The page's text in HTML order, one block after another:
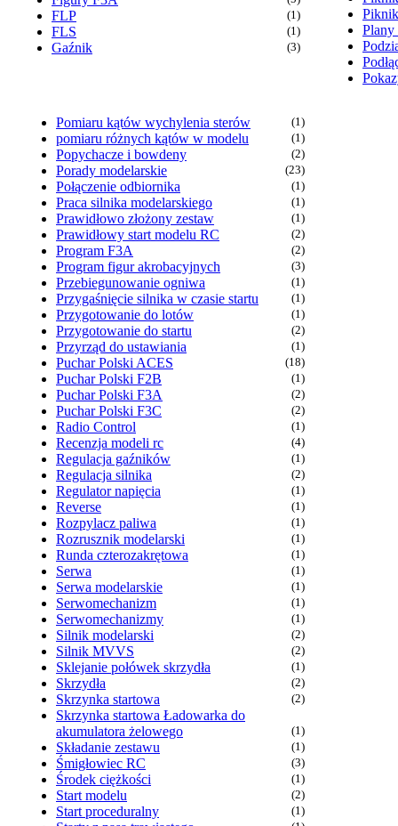
FLP (1)
FLS (1)
Gaźnik (3)
Plany
Pomiaru kątów wychylenia sterów (1)
pomiaru różnych kątów w modelu (1)
Popychacze i bowdeny (2)
Porady modelarskie (23)
Połączenie odbiornika (1)
Praca silnika modelarskiego (1)
Prawidłowo złożony zestaw (1)
Prawidłowy start modelu RC (2)
Program F3A (2)
Program figur akrobacyjnych (3)
Przebiegunowanie ogniwa (1)
Przygaśnięcie silnika w czasie startu (1)
Przygotowanie do lotów (1)
Przygotowanie do startu (2)
Przyrząd do ustawiania (1)
Puchar Polski ACES (18)
Puchar Polski F2B (1)
Puchar Polski F3A (2)
Puchar Polski F3C (2)
Radio Control (1)
Recenzja modeli rc (4)
Regulacja gaźników (1)
Regulacja silnika (2)
Regulator napięcia (1)
Reverse (1)
Rozpylacz paliwa (1)
Rozrusznik modelarski (1)
Runda czterozakrętowa (1)
Serwa (1)
Serwa modelarskie (1)
Serwomechanizm (1)
Serwomechanizmy (1)
Silnik modelarski (2)
Silnik MVVS (2)
Sklejanie połówek skrzydła (1)
Skrzydła (2)
Skrzynka startowa (2)
Skrzynka startowa Ładowarka do
akumulatora żelowego
(1)
Składanie zestawu (1)
Śmigłowiec RC (3)
Środek ciężkości (1)
Start modelu (2)
Start proceduralny (1)